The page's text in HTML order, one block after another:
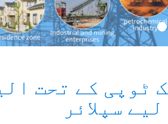
ٹوپی کے تحت
سپلائر